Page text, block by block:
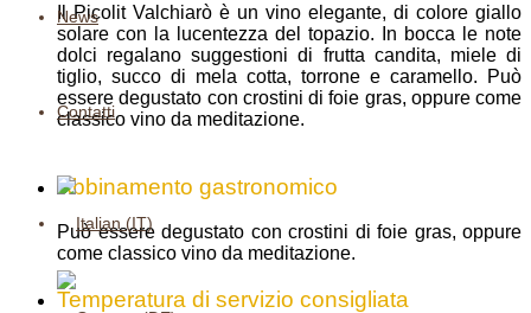
News
Contatti
Il Picolit Valchiarò è un vino elegante, di colore giallo
solare con la lucentezza del topazio. In bocca le note
dolci regalano suggestioni di frutta candita, miele di
tiglio, succo di mela cotta, torrone e caramello. Può
essere degustato con crostini di foie gras, oppure come
classico vino da meditazione.
Abbinamento gastronomico
Può essere degustato con crostini di foie gras, oppure
come classico vino da meditazione.
Temperatura di servizio consigliata